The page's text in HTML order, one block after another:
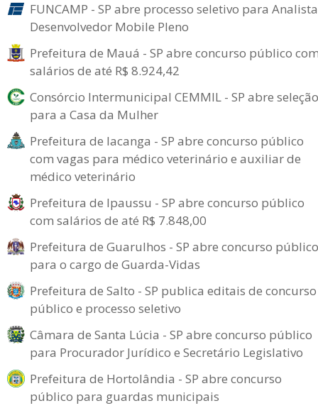
FUNCAMP - SP abre processo seletivo para Analista
Desenvolvedor Mobile Pleno
Prefeitura de Mauá - SP abre concurso público
salários de até R$ 8.924,42
Consórcio Intermunicipal CEMMIL - SP abre seleção
para a Casa da Mulher
Prefeitura de Iacanga - SP abre concurso público
com vagas para médico veterinário e auxiliar de
médico veterinário
Prefeitura de Ipaussu - SP abre concurso público
com salários de até R$ 7.848,00
Prefeitura de Guarulhos - SP abre concurso público
para o cargo de Guarda-Vidas
Prefeitura de Salto - SP publica editais de concurso
público e processo seletivo
Câmara de Santa Lúcia - SP abre concurso público
para Procurador Jurídico e Secretário Legislativo
Prefeitura de Hortolândia - SP abre concurso
público para guardas municipais